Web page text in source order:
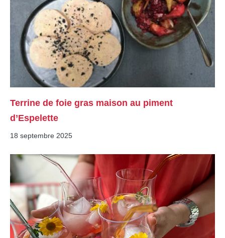
Terrine de foie gras maison au piment
d’Espelette
18 septembre 2025